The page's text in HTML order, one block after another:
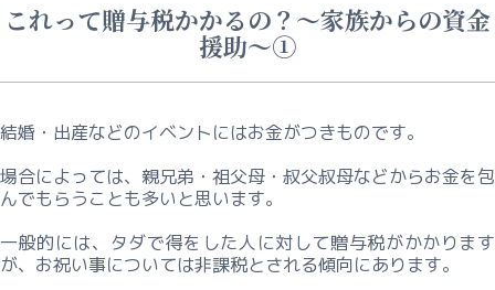
これって贈与税かかるの？～家族からの資金
援助～①
結婚・出産などのイベントにはお金がつきものです。
場合によっては、親兄弟・祖父母・叔父叔母などからお金を包
んでもらうことも多いと思います。
一般的には、タダで得をした人に対して贈与税がかかります
が、お祝い事については非課税とされる傾向にあります。